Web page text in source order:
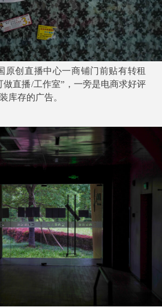
原创直播中心一商铺门前贴有转租
做直播/工作室”，一旁是电商求好评
库存的广告。